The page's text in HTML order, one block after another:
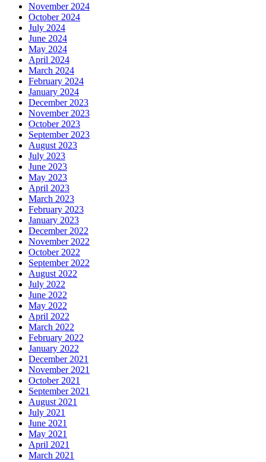
November 2024
October 2024
July 2024
June 2024
May 2024
April 2024
March 2024
February 2024
January 2024
December 2023
November 2023
October 2023
September 2023
August 2023
July 2023
June 2023
May 2023
April 2023
March 2023
February 2023
January 2023
December 2022
November 2022
October 2022
September 2022
August 2022
July 2022
June 2022
May 2022
April 2022
March 2022
February 2022
January 2022
December 2021
November 2021
October 2021
September 2021
August 2021
July 2021
June 2021
May 2021
April 2021
March 2021